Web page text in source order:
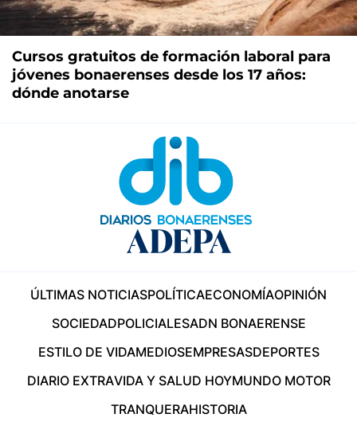
Cursos gratuitos de formación laboral para
jóvenes bonaerenses desde los 17 años:
dónde anotarse
ÚLTIMAS NOTICIASPOLÍTICAECONOMÍAOPINIÓN
SOCIEDADPOLICIALESADN BONAERENSE
ESTILO DE VIDAMEDIOSEMPRESASDEPORTES
DIARIO EXTRAVIDA Y SALUD HOYMUNDO MOTOR
TRANQUERAHISTORIA